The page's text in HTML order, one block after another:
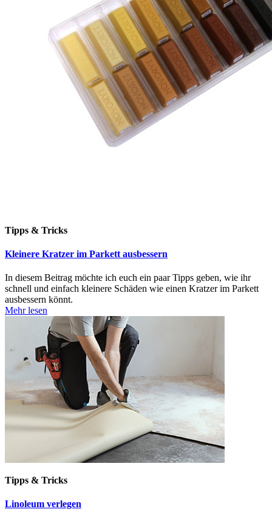
Tipps & Tricks
Kleinere Kratzer im Parkett ausbessern
In diesem Beitrag möchte ich euch ein paar Tipps geben, wie ihr
schnell und einfach kleinere Schäden wie einen Kratzer im Parkett
ausbessern könnt.
Mehr lesen
Tipps & Tricks
Linoleum verlegen